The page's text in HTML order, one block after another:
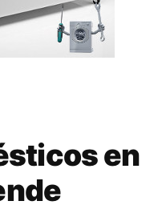
en